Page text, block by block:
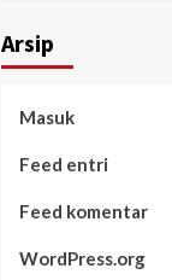
Arsip
Masuk
Feed entri
Feed komentar
WordPress.org